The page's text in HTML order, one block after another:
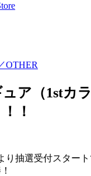
OTHER
ュア（1stカ
！
り抽選受付スタート